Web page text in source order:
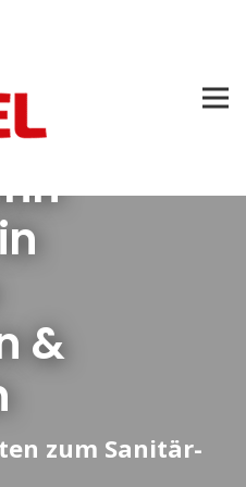
&
zum Sanitär-